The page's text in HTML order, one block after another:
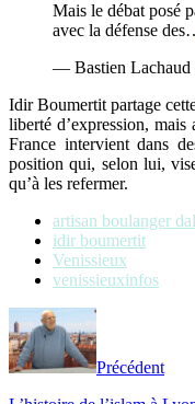
Mais le débat posé
avec la défense
— Bastien Lachaud
Idir Boumertit partage
liberté d’expression,
France intervient dans
position qui, selon lui,
qu’à les refermer.
artisan boulanger
idir boumertit
Venissieux
venissieuxinfos
Précédent